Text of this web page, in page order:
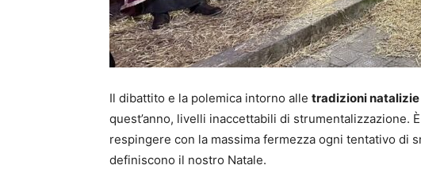
Il dibattito e la polemica intorno alle tradizioni natalizie
quest’anno, livelli inaccettabili di strumentalizzazione.
respingere con la massima fermezza ogni tentativo di
definiscono il nostro Natale.